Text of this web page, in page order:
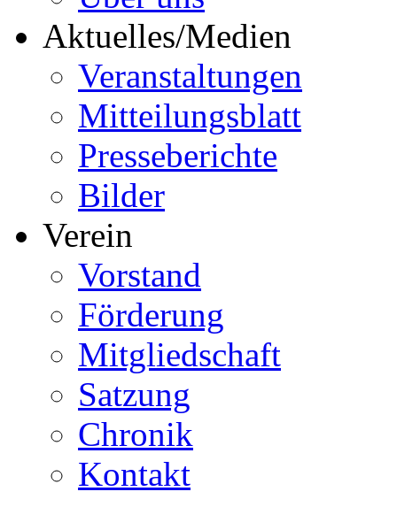
Aktuelles/Medien
Veranstaltungen
Mitteilungsblatt
Presseberichte
Bilder
Verein
Vorstand
Förderung
Mitgliedschaft
Satzung
Chronik
Kontakt